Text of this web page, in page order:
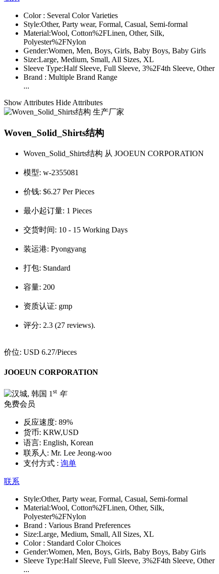
Color : Several Color Varieties
Style:Other, Party wear, Formal, Casual, Semi-formal
Material:Wool, Cotton%2FLinen, Other, Silk,
Polyester%2FNylon
Gender:Women, Men, Boys, Girls, Baby Boys, Baby Girls
Size:Large, Medium, Small, All Sizes, XL
Sleeve Type:Half Sleeve, Full Sleeve, 3%2F4th Sleeve, Other
Brand : Multiple Brand Range
...
Show Attributes Hide Attributes
Woven_Solid_Shirts结构
Woven_Solid_Shirts结构 从 JOOEUN CORPORATION
模型: w-2355081
价钱: $6.27 Per Pieces
最小起订量: 1 Pieces
交货时间: 10 - 15 Working Days
装运港: Pyongyang
打包: Standard
容量: 200
资质认证: gmp
评分: 2.3 (27 reviews).
价位: USD 6.27/Pieces
JOOEUN CORPORATION
1 st 年
免费会员
反应速度: 89%
货币: KRW,USD
语言: English, Korean
联系人: Mr. Lee Jeong-woo
支付方式 : 询单
联系
Style:Other, Party wear, Formal, Casual, Semi-formal
Material:Wool, Cotton%2FLinen, Other, Silk,
Polyester%2FNylon
Brand : Various Brand Preferences
Size:Large, Medium, Small, All Sizes, XL
Color : Standard Color Choices
Gender:Women, Men, Boys, Girls, Baby Boys, Baby Girls
Sleeve Type:Half Sleeve, Full Sleeve, 3%2F4th Sleeve, Other
...